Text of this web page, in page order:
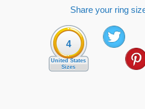
Share your ring
4
United States
Sizes